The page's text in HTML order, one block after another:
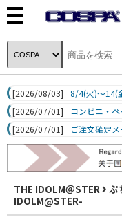
[2026/08/03]
8/4(火)～14(
[2026/07/01]
コンビニ・
[2026/07/01]
ご注文確定
THE IDOLM＠STER
ぷ
IDOLM@STER-